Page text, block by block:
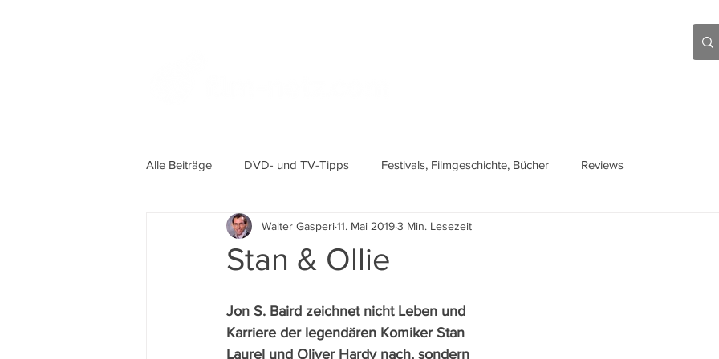
Alle Beiträge DVD- und TV-Tipps Festivals, Filmgeschichte, Bücher Reviews
Stan & Ollie
Walter Gasperi11. Mai 20193 Min. Lesezeit
Jon S. Baird zeichnet nicht Leben und
Karriere der legendären Komiker Stan
Laurel und Oliver Hardy nach, sondern